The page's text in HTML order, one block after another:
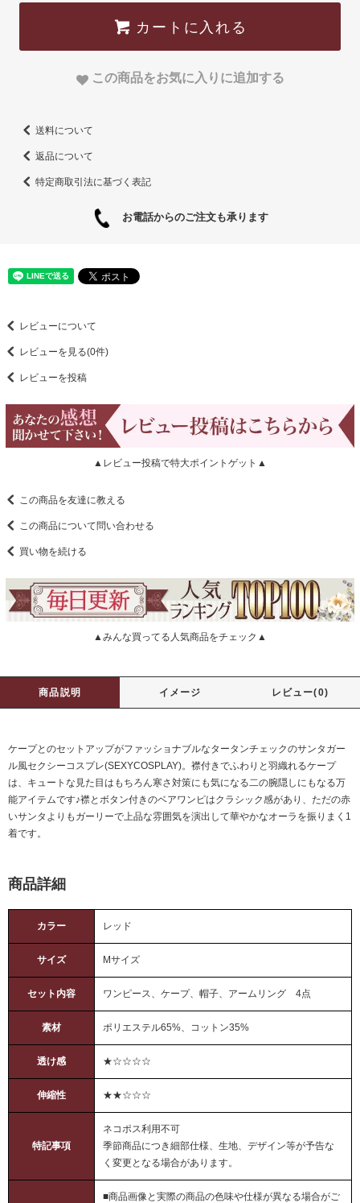
カートに入れる
この商品をお気に入りに追加する
送料について
返品について
特定商取引法に基づく表記
お電話からのご注文も承ります
レビューについて
レビューを見る(0件)
レビューを投稿
▲レビュー投稿で特大ポイントゲット▲
この商品を友達に教える
この商品について問い合わせる
買い物を続ける
▲みんな買ってる人気商品をチェック▲
商品説明 イメージ レビュー(0)
ケープとのセットアップがファッショナブルなタータンチェックのサンタガー
ル風セクシーコスプレ(SEXYCOSPLAY)。襟付きでふわりと羽織れるケープ
は、キュートな見た目はもちろん寒さ対策にも気になる二の腕隠しにもなる万
能アイテムです♪襟とボタン付きのベアワンピはクラシック感があり、ただの赤
いサンタよりもガーリーで上品な雰囲気を演出して華やかなオーラを振りまく1
着です。
商品詳細
カラー レッド
サイズ Mサイズ
セット内容 ワンピース、ケープ、帽子、アームリング 4点
素材 ポリエステル65%、コットン35%
透け感 ★☆☆☆☆
伸縮性 ★★☆☆☆
特記事項
ネコポス利用不可
季節商品につき細部仕様、生地、デザイン等が予告な
く変更となる場合があります。
■商品画像と実際の商品の色味や仕様が異なる場合がご